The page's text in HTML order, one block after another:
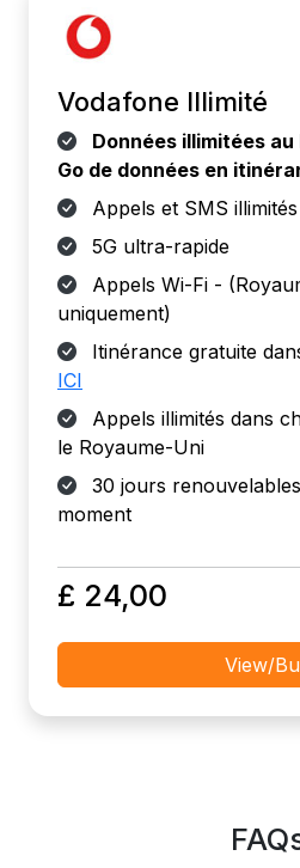
Vodafone Illimité
Données illimitées au
Go de données en
Appels et SMS
5G ultra-rapide
Appels Wi-Fi -
uniquement)
Itinérance gratuite
ICI
Appels illimités dans
le Royaume-Uni
30 jours
moment
£ 24,00
View/